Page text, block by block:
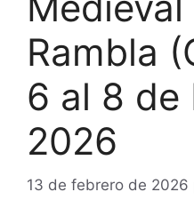
Rambla
6 al 8 de
2026
13 de febrero de 2026